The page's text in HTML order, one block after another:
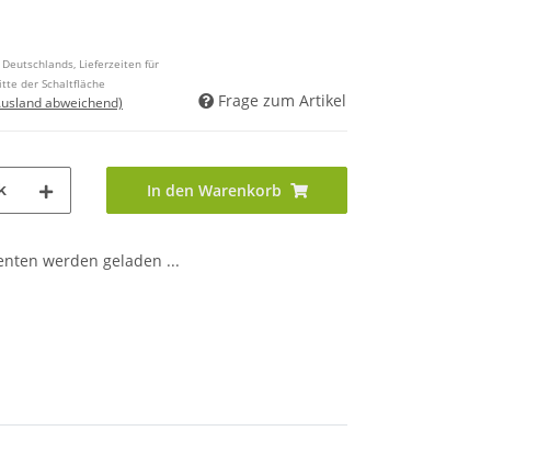
Lieferzeiten für
der Schaltfläche
abweichend) Frage zum Artikel
In den Warenkorb
werden geladen ...